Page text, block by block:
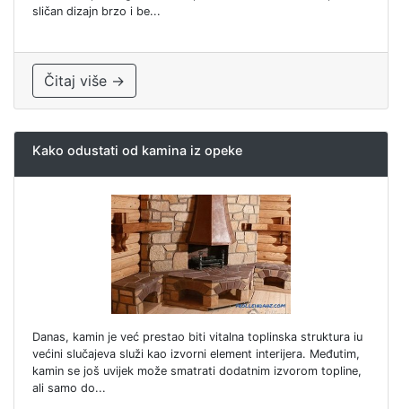
sličan dizajn brzo i be...
Čitaj više →
Kako odustati od kamina iz opeke
Danas, kamin je već prestao biti vitalna toplinska struktura iu
većini slučajeva služi kao izvorni element interijera. Međutim,
kamin se još uvijek može smatrati dodatnim izvorom topline,
ali samo do...